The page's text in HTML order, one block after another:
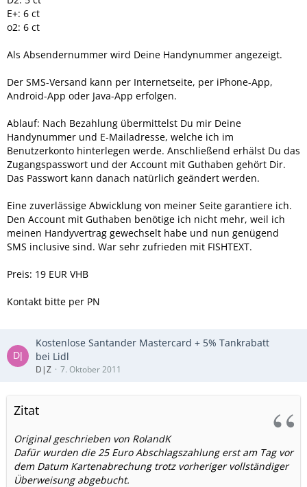
E+: 6 ct
o2: 6 ct
Als Absendernummer wird Deine Handynummer angezeigt.
Der SMS-Versand kann per Internetseite, per iPhone-App,
Android-App oder Java-App erfolgen.
Ablauf: Nach Bezahlung übermittelst Du mir Deine
Handynummer und E-Mailadresse, welche ich im
Benutzerkonto hinterlegen werde. Anschließend erhälst Du das
Zugangspasswort und der Account mit Guthaben gehört Dir.
Das Passwort kann danach natürlich geändert werden.
Eine zuverlässige Abwicklung von meiner Seite garantiere ich.
Den Account mit Guthaben benötige ich nicht mehr, weil ich
meinen Handyvertrag gewechselt habe und nun genügend
SMS inclusive sind. War sehr zufrieden mit FISHTEXT.
Preis: 19 EUR VHB
Kontakt bitte per PN
Kostenlose Santander Mastercard + 5% Tankrabatt
bei Lidl
D|Z 7. Oktober 2011
Zitat
Original geschrieben von RolandK
Dafür wurden die 25 Euro Abschlagszahlung erst am Tag vor
dem Datum Kartenabrechung trotz vorheriger vollständiger
Überweisung abgebucht.